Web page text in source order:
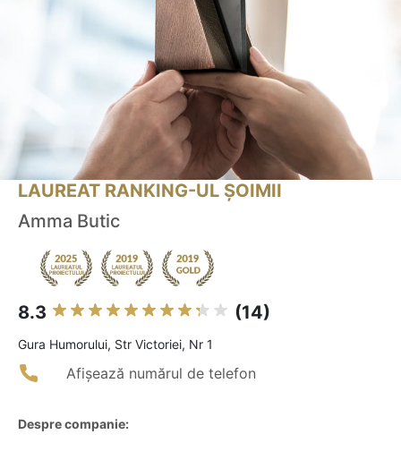
LAUREAT RANKING-UL ȘOIMII
Amma Butic
8.3 (14)
Gura Humorului, Str Victoriei, Nr 1
Afișează numărul de telefon
Despre companie: